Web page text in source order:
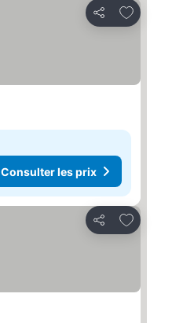
Partager
Ajouter à
Consulter les prix
Partager
Ajouter à